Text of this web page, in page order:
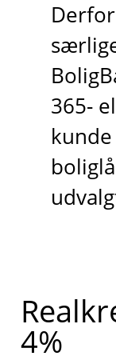
365-
4%